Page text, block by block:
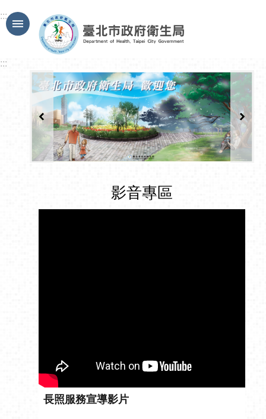
跳到主要內容區塊
:::
:::
影音專區
長照服務宣導影片